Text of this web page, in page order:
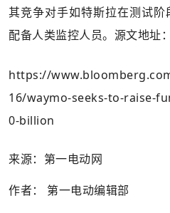
其竞争对手如特斯拉在测试
配备人类监控人员。源文地址：
https://
16/waymo-seeks-to-raise-
0-billion
来源：第一电动网
作者： 第一电动编辑部